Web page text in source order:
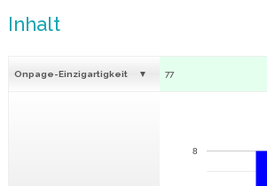
Inhalt
Onpage-Einzigartigkeit 77
8